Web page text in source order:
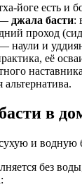
йоге есть и
— джала басти:
проход
и
её
альтернатива.
в
и водную
без